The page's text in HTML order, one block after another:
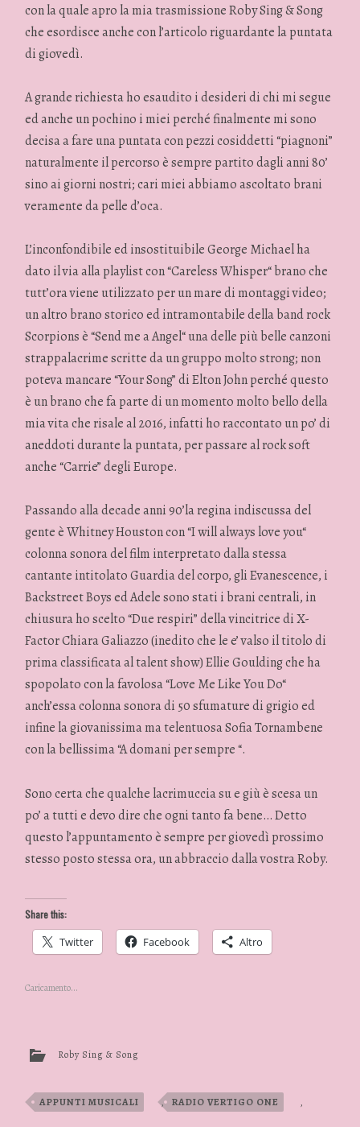
con la quale apro la mia trasmissione Roby Sing & Song
che esordisce anche con l’articolo riguardante la puntata
di giovedì.
A grande richiesta ho esaudito i desideri di chi mi segue
ed anche un pochino i miei perché finalmente mi sono
decisa a fare una puntata con pezzi cosiddetti “piagnoni”
naturalmente il percorso è sempre partito dagli anni 80’
sino ai giorni nostri; cari miei abbiamo ascoltato brani
veramente da pelle d’oca.
L’inconfondibile ed insostituibile George Michael ha
dato il via alla playlist con “Careless Whisper“ brano che
tutt’ora viene utilizzato per un mare di montaggi video;
un altro brano storico ed intramontabile della band rock
Scorpions è “Send me a Angel“ una delle più belle canzoni
strappalacrime scritte da un gruppo molto strong; non
poteva mancare “Your Song” di Elton John perché questo
è un brano che fa parte di un momento molto bello della
mia vita che risale al 2016, infatti ho raccontato un po’ di
aneddoti durante la puntata, per passare al rock soft
anche “Carrie” degli Europe.
Passando alla decade anni 90’la regina indiscussa del
gente è Whitney Houston con “I will always love you“
colonna sonora del film interpretato dalla stessa
cantante intitolato Guardia del corpo, gli Evanescence, i
Backstreet Boys ed Adele sono stati i brani centrali, in
chiusura ho scelto “Due respiri” della vincitrice di X-
Factor Chiara Galiazzo (inedito che le e’ valso il titolo di
prima classificata al talent show) Ellie Goulding che ha
spopolato con la favolosa “Love Me Like You Do“
anch’essa colonna sonora di 50 sfumature di grigio ed
infine la giovanissima ma telentuosa Sofia Tornambene
con la bellissima “A domani per sempre “.
Sono certa che qualche lacrimuccia su e giù è scesa un
po’ a tutti e devo dire che ogni tanto fa bene… Detto
questo l’appuntamento è sempre per giovedì prossimo
stesso posto stessa ora, un abbraccio dalla vostra Roby.
Share this:
Twitter Facebook Altro
Caricamento...
Roby Sing & Song
APPUNTI MUSICALI , RADIO VERTIGO ONE ,